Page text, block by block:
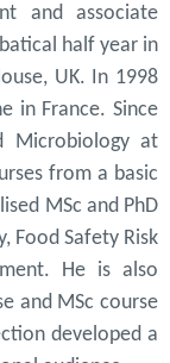
and associate
half year in
UK. In 1998
in France. Since
Microbiology at
from a basic
MSc and PhD
Food Safety Risk
He is also
and MSc course
developed a